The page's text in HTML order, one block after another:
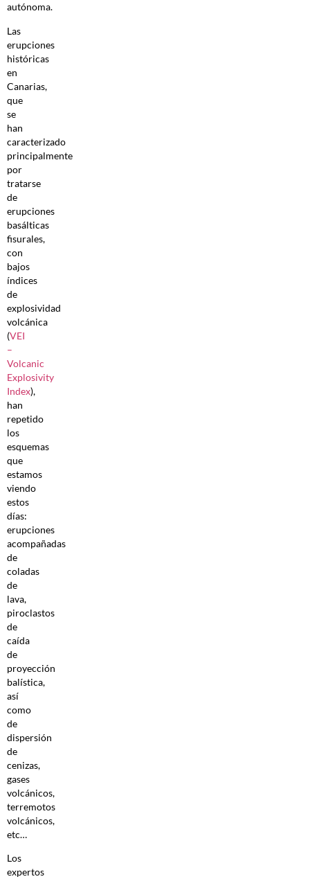
autónoma.
Las
erupciones
históricas
en
Canarias,
que
se
han
caracterizado
principalmente
por
tratarse
de
erupciones
basálticas
fisurales,
con
bajos
índices
de
explosividad
volcánica
(VEI
–
Volcanic
Explosivity
Index),
han
repetido
los
esquemas
que
estamos
viendo
estos
días:
erupciones
acompañadas
de
coladas
de
lava,
piroclastos
de
caída
de
proyección
balística,
así
como
de
dispersión
de
cenizas,
gases
volcánicos,
terremotos
volcánicos,
etc…
Los
expertos